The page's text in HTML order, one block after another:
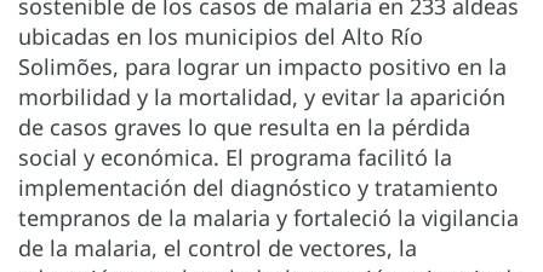
ubicadas en los municipios del Alto Río
Solimões, para lograr un impacto positivo en la
morbilidad y la mortalidad, y evitar la aparición
de casos graves lo que resulta en la pérdida
social y económica. El programa facilitó la
implementación del diagnóstico y tratamiento
tempranos de la malaria y fortaleció la vigilancia
de la malaria, el control de vectores, la